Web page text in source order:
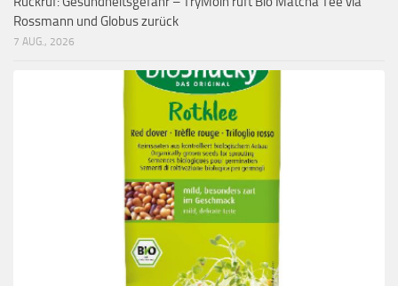
Rossmann und Globus zurück
7 AUG., 2026